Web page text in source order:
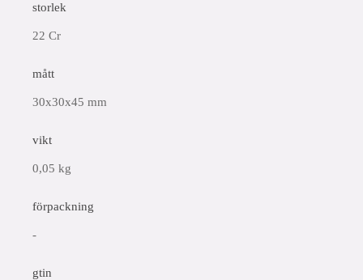
storlek
22 Cr
mått
30x30x45 mm
vikt
0,05 kg
förpackning
-
gtin